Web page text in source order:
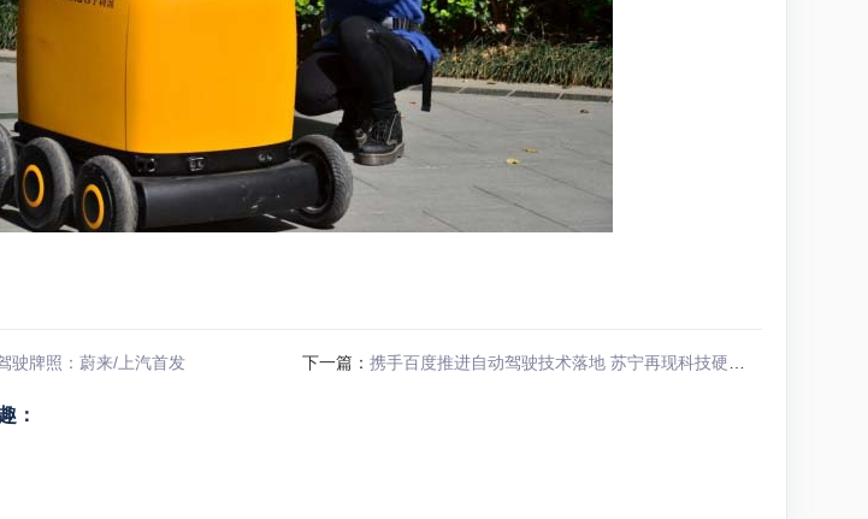
驶牌照：蔚来/上汽首发 下一篇：携手百度推进自动驾驶技术落地 苏宁再现科技硬实力
：